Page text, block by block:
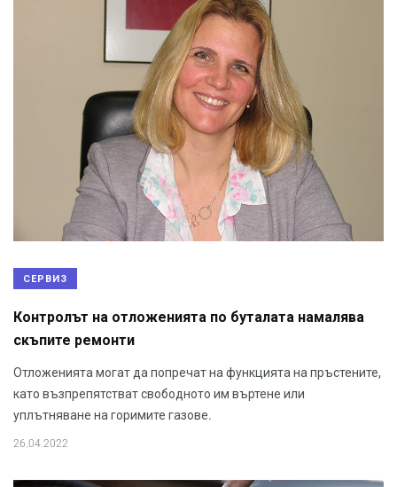
СЕРВИЗ
Контролът на отложенията по буталата намалява
скъпите ремонти
Отложенията могат да попречат на функцията на пръстените,
като възпрепятстват свободното им въртене или
уплътняване на горимите газове.
26.04.2022